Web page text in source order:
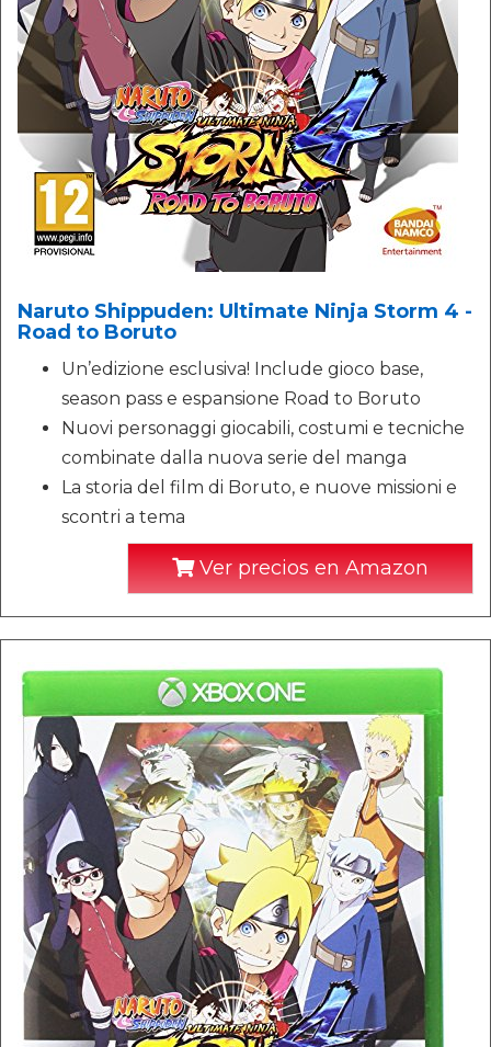
Naruto Shippuden: Ultimate Ninja Storm 4 -
Road to Boruto
Un’edizione esclusiva! Include gioco base,
season pass e espansione Road to Boruto
Nuovi personaggi giocabili, costumi e tecniche
combinate dalla nuova serie del manga
La storia del film di Boruto, e nuove missioni e
scontri a tema
Ver precios en Amazon